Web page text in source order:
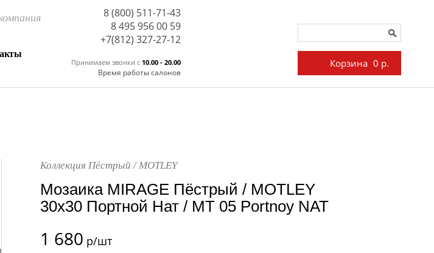
8 (800) 511-71-43
8 495 956 00 59
Принимаем звонки c 10.00 - 20.00
Время работы салонов
+7(812) 327-27-12
Корзина 0 р.
Коллекция Пёстрый / MOTLEY
Мозаика MIRAGE Пёстрый / MOTLEY
30x30 Портной Нат / MT 05 Portnoy NAT
1 680 р/шт